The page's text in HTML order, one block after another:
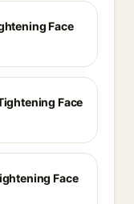
Face
Face
Face